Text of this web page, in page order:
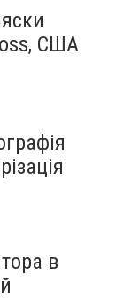
США
в